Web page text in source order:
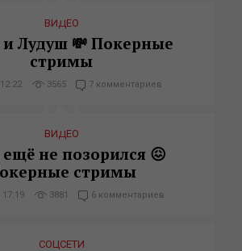
ВИДЕО
Лудуш 💸 Покерные
стримы
3565 7 комментариев
ВИДЕО
не позорился 😖
стримы
3881 6 комментариев
СОЦСЕТИ